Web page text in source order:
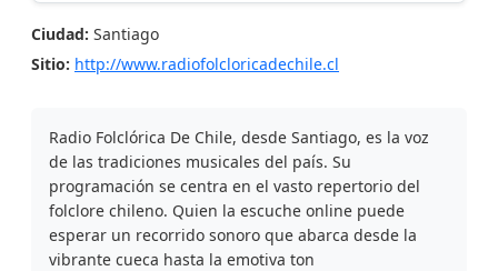
Ciudad: Santiago
Sitio: http://www.radiofolcloricadechile.cl
Radio Folclórica De Chile, desde Santiago, es la voz
de las tradiciones musicales del país. Su
programación se centra en el vasto repertorio del
folclore chileno. Quien la escuche online puede
esperar un recorrido sonoro que abarca desde la
vibrante cueca hasta la emotiva ton